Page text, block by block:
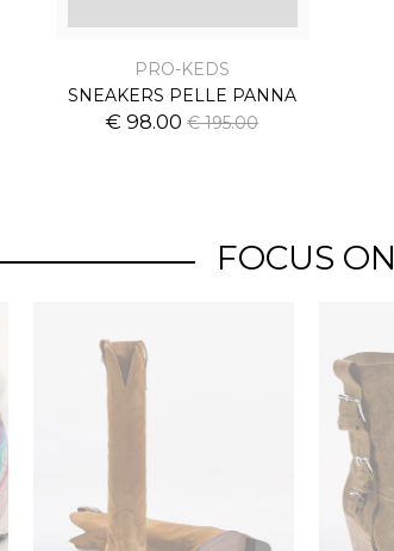
PRO-KEDS
SNEAKERS PELLE PANNA
€ 98.00€ 195.00
FOCUS ON